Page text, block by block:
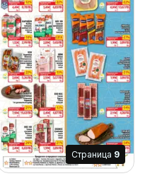
Cтраница 9